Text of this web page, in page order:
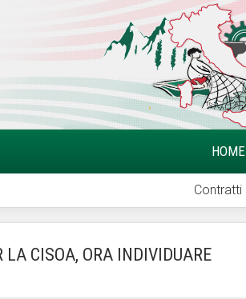
HOME
Contratti
LA CISOA, ORA INDIVIDUARE